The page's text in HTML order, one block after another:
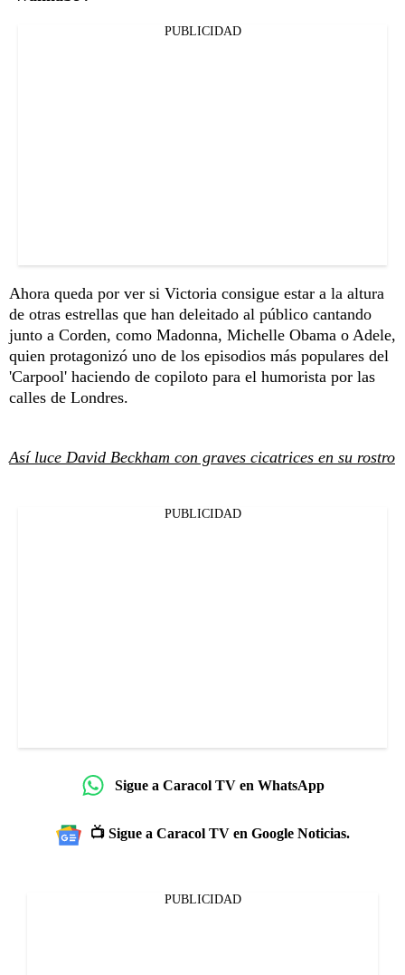
PUBLICIDAD
Ahora queda por ver si Victoria consigue estar a la altura
de otras estrellas que han deleitado al público cantando
junto a Corden, como Madonna, Michelle Obama o Adele,
quien protagonizó uno de los episodios más populares del
'Carpool' haciendo de copiloto para el humorista por las
calles de Londres.
Así luce David Beckham con graves cicatrices en su rostro
PUBLICIDAD
Sigue a Caracol TV en WhatsApp
📺 Sigue a Caracol TV en Google Noticias.
PUBLICIDAD